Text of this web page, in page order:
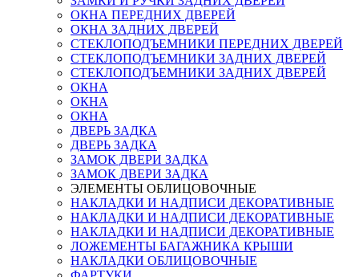
ОКНА ПЕРЕДНИХ ДВЕРЕЙ
ОКНА ЗАДНИХ ДВЕРЕЙ
СТЕКЛОПОДЪЕМНИКИ ПЕРЕДНИХ ДВЕРЕЙ
СТЕКЛОПОДЪЕМНИКИ ЗАДНИХ ДВЕРЕЙ
СТЕКЛОПОДЪЕМНИКИ ЗАДНИХ ДВЕРЕЙ
ОКНА
ОКНА
ОКНА
ДВЕРЬ ЗАДКА
ДВЕРЬ ЗАДКА
ЗАМОК ДВЕРИ ЗАДКА
ЗАМОК ДВЕРИ ЗАДКА
ЭЛЕМЕНТЫ ОБЛИЦОВОЧНЫЕ
НАКЛАДКИ И НАДПИСИ ДЕКОРАТИВНЫЕ
НАКЛАДКИ И НАДПИСИ ДЕКОРАТИВНЫЕ
НАКЛАДКИ И НАДПИСИ ДЕКОРАТИВНЫЕ
ЛОЖЕМЕНТЫ БАГАЖНИКА КРЫШИ
НАКЛАДКИ ОБЛИЦОВОЧНЫЕ